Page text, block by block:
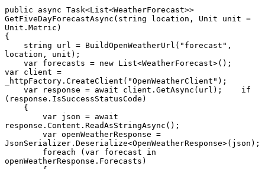
public async Task<List<WeatherForecast>>
GetFiveDayForecastAsync(string location, Unit unit =
Unit.Metric)
{
location, unit);
var client =
_httpFactory.CreateClient("OpenWeatherClient");
(response.IsSuccessStatusCode)
response.Content.ReadAsStringAsync();
JsonSerializer.Deserialize<OpenWeatherResponse>(json);
openWeatherResponse.Forecasts)